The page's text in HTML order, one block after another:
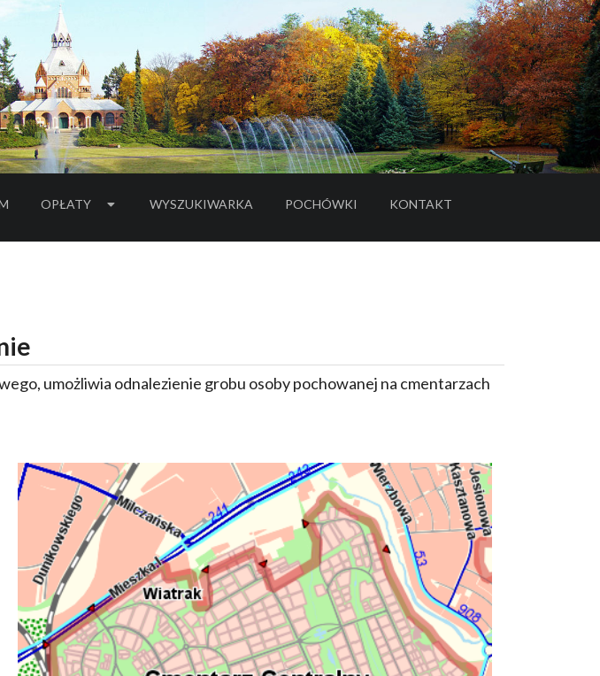
OPŁATY WYSZUKIWARKA POCHÓWKI
- LINK DO SERWISU ZEWNĘTRZNEGO
KONTAKT
umożliwia odnalezienie grobu osoby pochowanej na cmentarzach